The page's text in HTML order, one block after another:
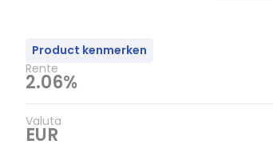
Product kenmerken
Rente
2.06%
Valuta
EUR